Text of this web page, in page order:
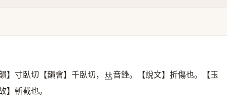
寸臥切【韻會】千臥切， 𠀤音銼。【說文】折傷也。【玉
】斬截也。